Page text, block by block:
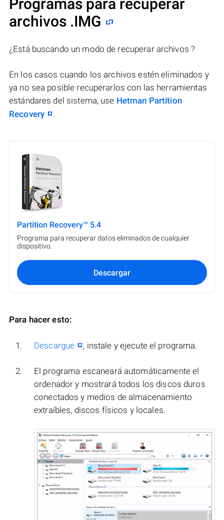
Programas para recuperar
archivos .IMG
¿Está buscando un modo de recuperar archivos ?
En los casos cuando los archivos estén eliminados y
ya no sea posible recuperarlos con las herramientas
estándares del sistema, use Hetman Partition
Recovery
.
Partition Recovery™ 5.4
Programa para recuperar datos eliminados de cualquier
dispositivo.
Descargar
Para hacer esto:
Descargue , instale y ejecute el programa.
El programa escaneará automáticamente el
ordenador y mostrará todos los discos duros
conectados y medios de almacenamiento
extraíbles, discos físicos y locales.